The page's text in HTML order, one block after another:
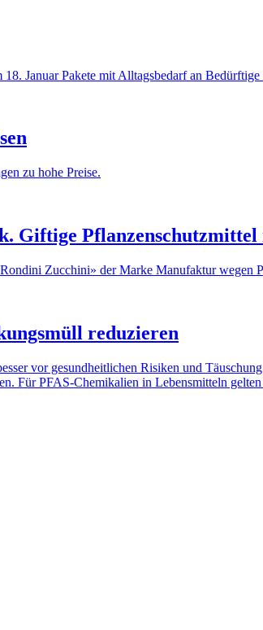
Januar Pakete mit Alltagsbedarf an Bedürftige
zu hohe Preise.
Pflanzenschutzmittel
Zucchini» der Marke Manufaktur wegen
reduzieren
vor gesundheitlichen Risiken und
Für PFAS-Chemikalien in Lebensmitteln